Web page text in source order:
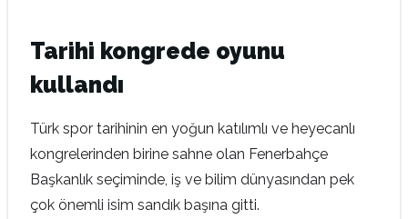
Tarihi kongrede oyunu
kullandı
Türk spor tarihinin en yoğun katılımlı ve heyecanlı
kongrelerinden birine sahne olan Fenerbahçe
Başkanlık seçiminde, iş ve bilim dünyasından pek
çok önemli isim sandık başına gitti.